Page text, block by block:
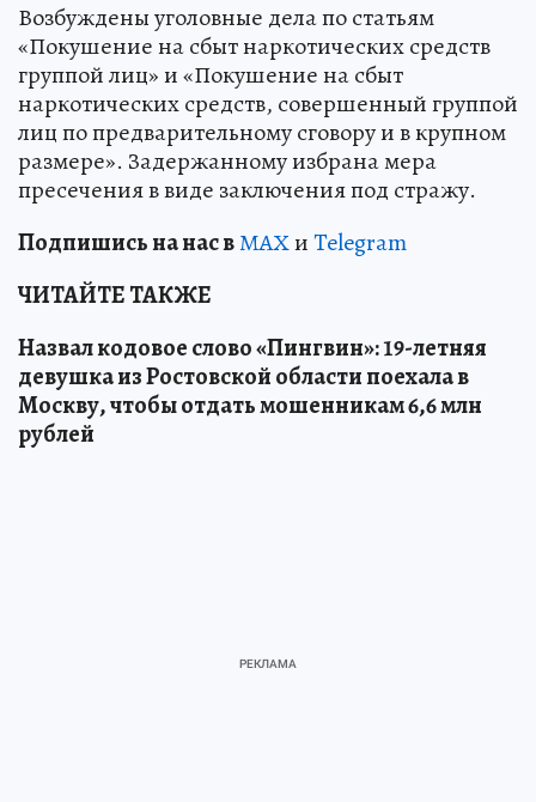
Возбуждены уголовные дела по статьям
«Покушение на сбыт наркотических средств
группой лиц» и «Покушение на сбыт
наркотических средств, совершенный группой
лиц по предварительному сговору и в крупном
размере». Задержанному избрана мера
пресечения в виде заключения под стражу.
Подпишись на нас вМАХиTelegram
ЧИТАЙТЕ ТАКЖЕ
Назвал кодовое слово «Пингвин»: 19-летняя
девушка из Ростовской области поехала в
Москву, чтобы отдать мошенникам 6,6 млн
рублей